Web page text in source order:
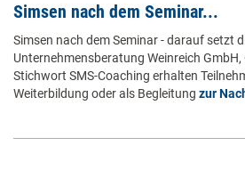
Simsen nach dem Seminar...
Simsen nach dem Seminar - darauf setzt
Unternehmensberatung Weinreich
Stichwort SMS-Coaching erhalten
Weiterbildung oder als Begleitung zur